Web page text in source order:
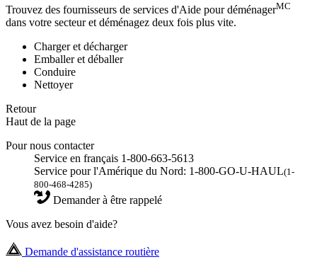
Trouvez des fournisseurs de services d'Aide pour déménagerMC
dans votre secteur et déménagez deux fois plus vite.
Charger et décharger
Emballer et déballer
Conduire
Nettoyer
Retour
Haut de la page
Pour nous contacter
Service en français 1-800-663-5613
Service pour l'Amérique du Nord: 1-800-GO-U-HAUL(1-
800-468-4285)
Demander à être rappelé
Vous avez besoin d'aide?
Demande d'assistance routière